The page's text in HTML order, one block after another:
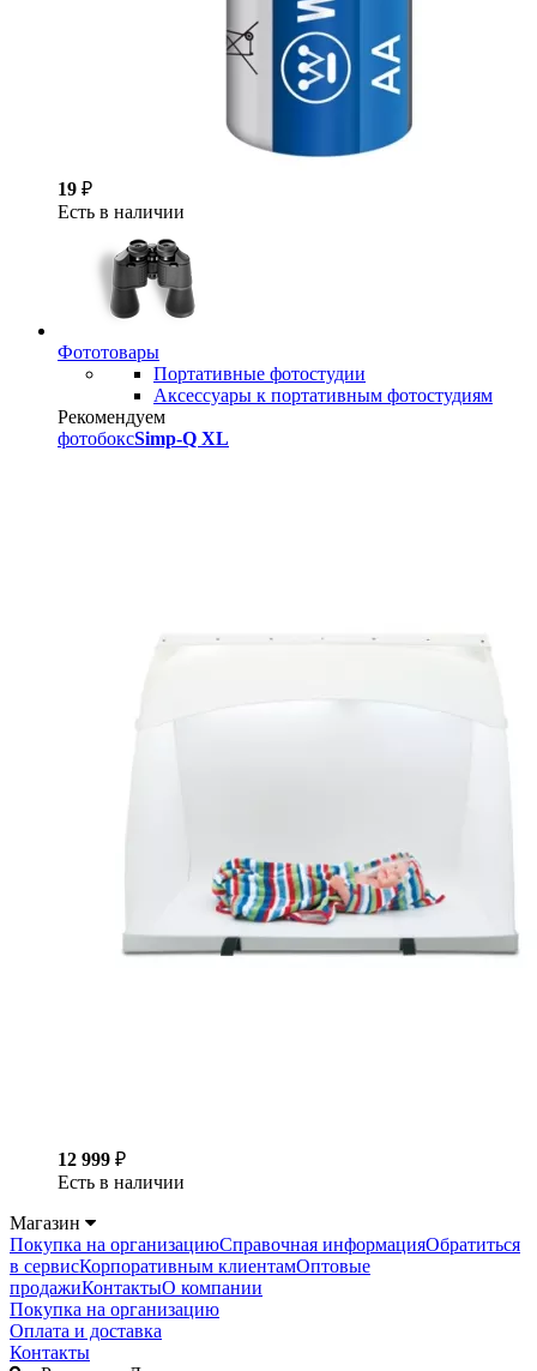
19 ₽
Есть в наличии
Фототовары
Портативные фотостудии
Аксессуары к портативным фотостудиям
Рекомендуем
фотобоксSimp-Q XL
12 999 ₽
Есть в наличии
Магазин
Покупка на организациюСправочная информацияОбратиться
в сервисКорпоративным клиентамОптовые
продажиКонтактыО компании
Покупка на организацию
Оплата и доставка
Контакты